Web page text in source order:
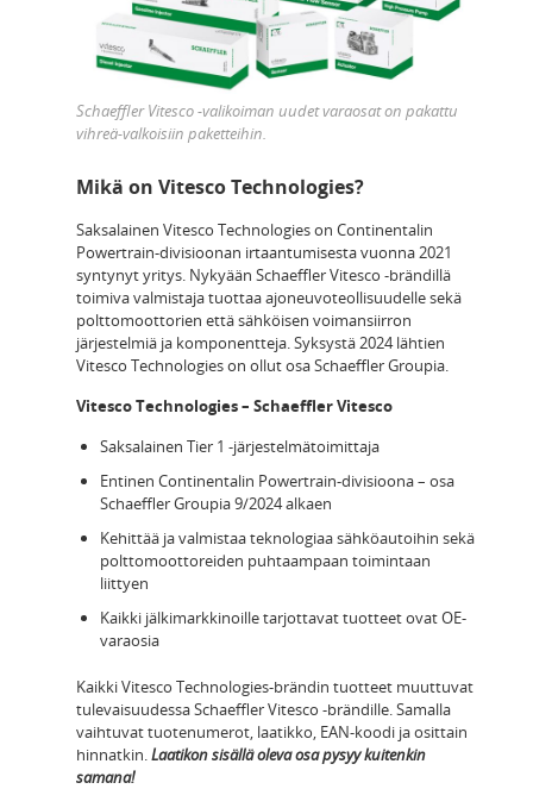
Schaeffler Vitesco -valikoiman uudet varaosat on pakattu
vihreä-valkoisiin paketteihin.
Mikä on Vitesco Technologies?
Saksalainen Vitesco Technologies on Continentalin
Powertrain-divisioonan irtaantumisesta vuonna 2021
syntynyt yritys. Nykyään Schaeffler Vitesco -brändillä
toimiva valmistaja tuottaa ajoneuvoteollisuudelle sekä
polttomoottorien että sähköisen voimansiirron
järjestelmiä ja komponentteja. Syksystä 2024 lähtien
Vitesco Technologies on ollut osa Schaeffler Groupia.
Vitesco Technologies – Schaeffler Vitesco
Saksalainen Tier 1 -järjestelmätoimittaja
Entinen Continentalin Powertrain-divisioona – osa
Schaeffler Groupia 9/2024 alkaen
Kehittää ja valmistaa teknologiaa sähköautoihin sekä
polttomoottoreiden puhtaampaan toimintaan
liittyen
Kaikki jälkimarkkinoille tarjottavat tuotteet ovat OE-
varaosia
Kaikki Vitesco Technologies-brändin tuotteet muuttuvat
tulevaisuudessa Schaeffler Vitesco -brändille. Samalla
vaihtuvat tuotenumerot, laatikko, EAN-koodi ja osittain
hinnatkin.Laatikon sisällä oleva osa pysyy kuitenkin
samana!